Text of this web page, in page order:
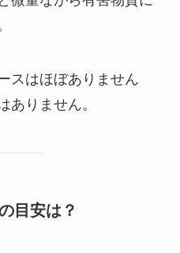
スはほぼありません
ありません。
目安は？